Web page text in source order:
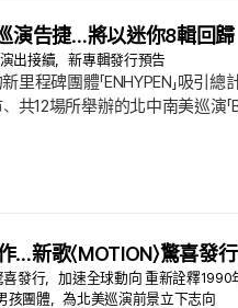
演告捷…將以迷你8輯回歸
出接續，新專輯發行預告
程碑團體「ENHYPEN」吸引
市、共12場所舉辦的北中南美巡
新歌〈MOTION〉驚喜發
發行，加速全球動向 重新詮釋1990
孩團體，為北美巡演前景立下志向